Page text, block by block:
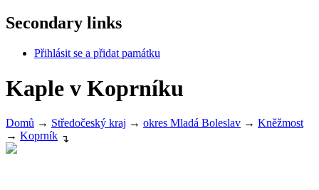
Secondary links
Přihlásit se a přidat památku
Kaple v Koprníku
Domů → Středočeský kraj → okres Mladá Boleslav → Kněžmost
→ Koprník ↴